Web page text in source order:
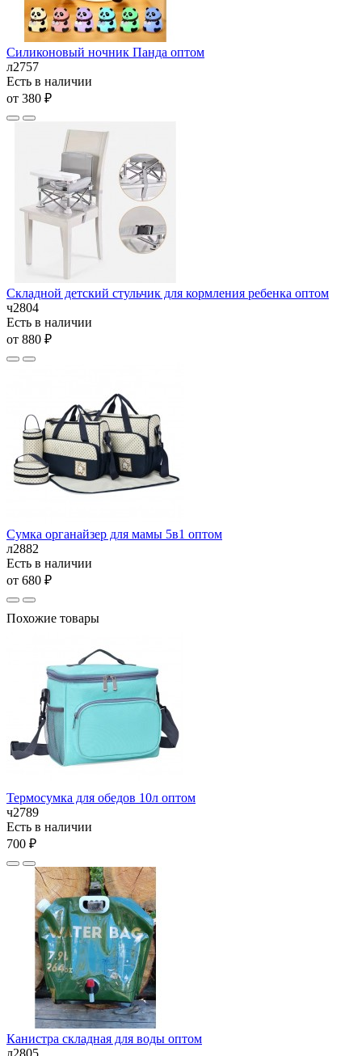
Силиконовый ночник Панда оптом
л2757
Есть в наличии
от 380 ₽
Складной детский стульчик для кормления ребенка оптом
ч2804
Есть в наличии
от 880 ₽
Сумка органайзер для мамы 5в1 оптом
л2882
Есть в наличии
от 680 ₽
Похожие товары
Термосумка для обедов 10л оптом
ч2789
Есть в наличии
700 ₽
Канистра складная для воды оптом
л2805